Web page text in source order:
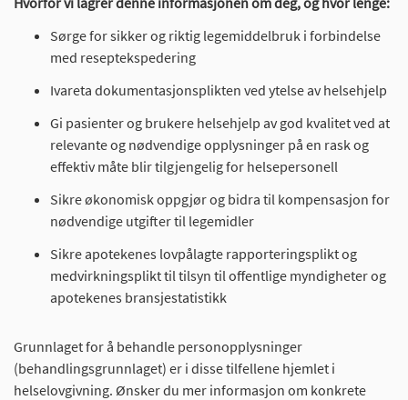
Sørge for sikker og riktig legemiddelbruk i forbindelse
med reseptekspedering
Ivareta dokumentasjonsplikten ved ytelse av helsehjelp
Gi pasienter og brukere helsehjelp av god kvalitet ved at
relevante og nødvendige opplysninger på en rask og
effektiv måte blir tilgjengelig for helsepersonell
Sikre økonomisk oppgjør og bidra til kompensasjon for
nødvendige utgifter til legemidler
Sikre apotekenes lovpålagte rapporteringsplikt og
medvirkningsplikt til tilsyn til offentlige myndigheter og
apotekenes bransjestatistikk
Grunnlaget for å behandle personopplysninger
(behandlingsgrunnlaget) er i disse tilfellene hjemlet i
helselovgivning. Ønsker du mer informasjon om konkrete